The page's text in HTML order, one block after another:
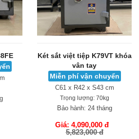
Két sắt việt tiệp K79VT khóa
vân tay
Miễn phí vận chuyển
C61 x R42 x S43 cm
Trọng lượng:70kg
Bảo hành: 24 tháng
Giá: 4,090,000 đ
5,823,000 đ
GIỎ HÀNG